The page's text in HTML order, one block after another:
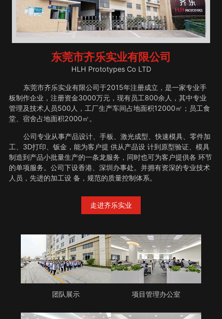
东莞市齐乐实业有限公司
HLH Prototypes Co LTD
东莞市齐乐实业有限公司于2015年注册成立，是一家专业手
板制作企业，注册资金3000万元，现有员工800余人，其中专业
管理及技术人员500人，工厂生产车间占地面积12000㎡；员工食
堂、宿舍占地面积2000㎡。
公司专业从事产品设计、手板、激光成型、快速模具、零件加
工、3D打印、钣金，能为客户提 供从产品设 计到原型验证、模具
制造到产品小批量生产的一条龙服务，同时也可为客户提供各 环节
的单项服务。公司下设香港、深圳办事处。并拥有资深的专业技术
人员，先进的加工设 备，规范的质量控制体系。
走进齐乐实业
团队展示 项目管理办公室